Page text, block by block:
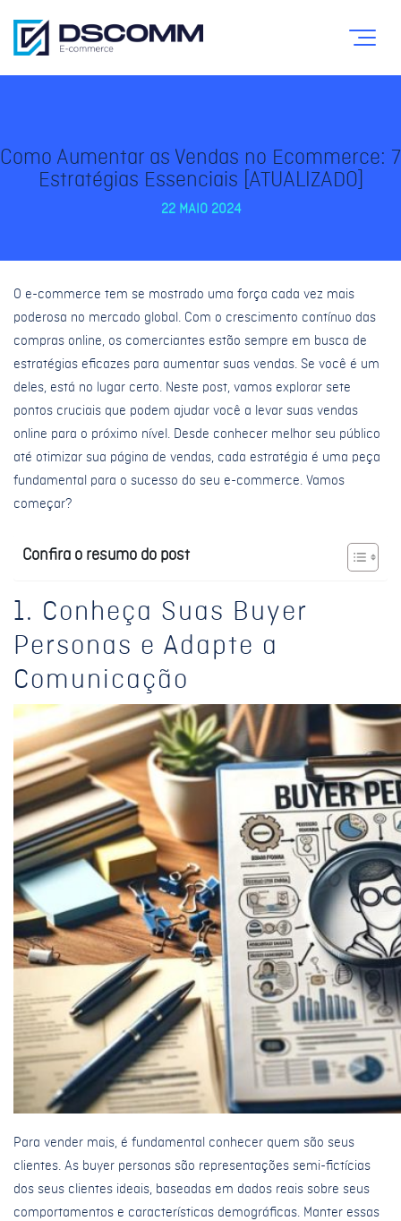
Como Aumentar as Vendas no Ecommerce: 7
Estratégias Essenciais [ATUALIZADO]
22 MAIO 2024
O e-commerce tem se mostrado uma força cada vez mais
poderosa no mercado global. Com o crescimento contínuo das
compras online, os comerciantes estão sempre em busca de
estratégias eficazes para aumentar suas vendas. Se você é um
deles, está no lugar certo. Neste post, vamos explorar sete
pontos cruciais que podem ajudar você a levar suas vendas
online para o próximo nível. Desde conhecer melhor seu público
até otimizar sua página de vendas, cada estratégia é uma peça
fundamental para o sucesso do seu e-commerce. Vamos
começar?
Confira o resumo do post
1. Conheça Suas Buyer
Personas e Adapte a
Comunicação
Para vender mais, é fundamental conhecer quem são seus
clientes. As buyer personas são representações semi-fictícias
dos seus clientes ideais, baseadas em dados reais sobre seus
comportamentos e características demográficas. Manter essas